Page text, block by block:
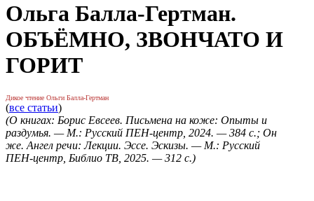
Ольга Балла-Гертман.
ОБЪЁМНО, ЗВОНЧАТО И
ГОРИТ
Дикое чтение Ольги Балла-Гертман
(все статьи)
(О книгах: Борис Евсеев. Письмена на коже: Опыты и
раздумья. — М.: Русский ПЕН-центр, 2024. — 384 с.; Он
же. Ангел речи: Лекции. Эссе. Эскизы. — М.: Русский
ПЕН-центр, Библио ТВ, 2025. — 312 с.)